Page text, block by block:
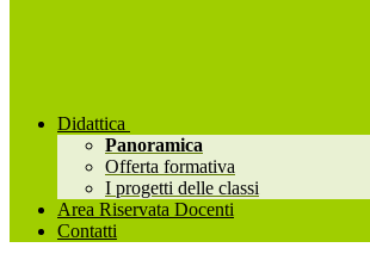
Didattica
Panoramica
Offerta formativa
I progetti delle classi
Area Riservata Docenti
Contatti